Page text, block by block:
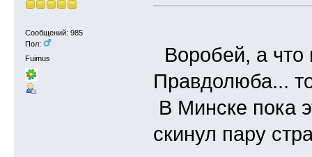
Сообщений: 985
Пол:
Fuimus
Воробей, а что
Правдолюба...
В Минске пока
скинул пару